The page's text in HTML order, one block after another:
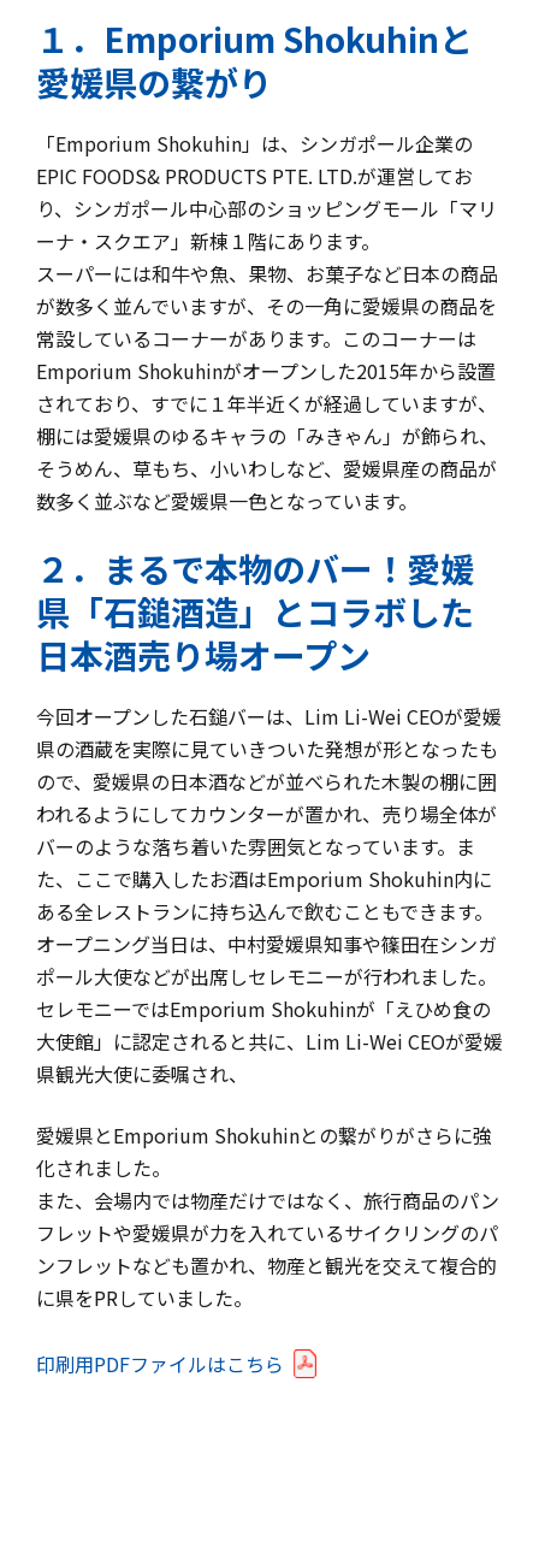
１．Emporium Shokuhinと
愛媛県の繋がり
「Emporium Shokuhin」は、シンガポール企業の
EPIC FOODS& PRODUCTS PTE. LTD.が運営してお
り、シンガポール中心部のショッピングモール「マリ
ーナ・スクエア」新棟１階にあります。
スーパーには和牛や魚、果物、お菓子など日本の商品
が数多く並んでいますが、その一角に愛媛県の商品を
常設しているコーナーがあります。このコーナーは
Emporium Shokuhinがオープンした2015年から設置
されており、すでに１年半近くが経過していますが、
棚には愛媛県のゆるキャラの「みきゃん」が飾られ、
そうめん、草もち、小いわしなど、愛媛県産の商品が
数多く並ぶなど愛媛県一色となっています。
２．まるで本物のバー！愛媛
県「石鎚酒造」とコラボした
日本酒売り場オープン
今回オープンした石鎚バーは、Lim Li-Wei CEOが愛媛
県の酒蔵を実際に見ていきついた発想が形となったも
ので、愛媛県の日本酒などが並べられた木製の棚に囲
われるようにしてカウンターが置かれ、売り場全体が
バーのような落ち着いた雰囲気となっています。ま
た、ここで購入したお酒はEmporium Shokuhin内に
ある全レストランに持ち込んで飲むこともできます。
オープニング当日は、中村愛媛県知事や篠田在シンガ
ポール大使などが出席しセレモニーが行われました。
セレモニーではEmporium Shokuhinが「えひめ食の
大使館」に認定されると共に、Lim Li-Wei CEOが愛媛
県観光大使に委嘱され、
愛媛県とEmporium Shokuhinとの繋がりがさらに強
化されました。
また、会場内では物産だけではなく、旅行商品のパン
フレットや愛媛県が力を入れているサイクリングのパ
ンフレットなども置かれ、物産と観光を交えて複合的
に県をPRしていました。
印刷用PDFファイルはこちら